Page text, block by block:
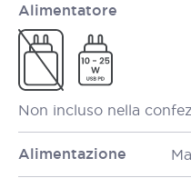
Alimentatore
Non incluso nella
Alimentazione